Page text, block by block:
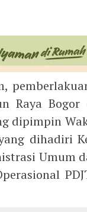
Raya Bogor
dipimpin
dihadiri
Umum